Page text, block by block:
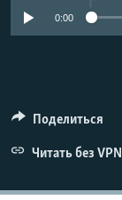
ПОБЕДИТЕЛЕЙ
УКРАИНСКАЯ
0:00
Поделиться
Читать без VPN